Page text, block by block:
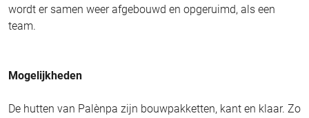
wordt er samen weer afgebouwd en opgeruimd, als een
team.
Mogelijkheden
De hutten van Palènpa zijn bouwpakketten, kant en klaar. Zo